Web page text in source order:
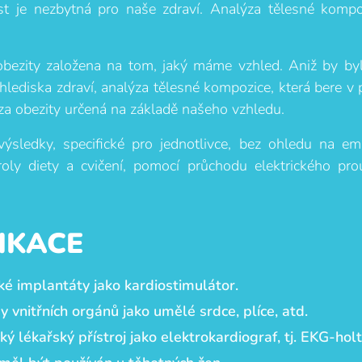
je nezbytná pro naše zdraví. Analýza tělesné
založena na tom, jaký máme vzhled. Aniž by
zdraví, analýza tělesné kompozice, která bere
obezity určená na základě našeho vzhledu.
specifické pro jednotlivce, bez ohledu na
diety a cvičení, pomocí průchodu elektrického
implantáty jako kardiostimulátor.
vnitřních orgánů jako umělé srdce, plíce, atd.
lékařský přístroj jako elektrokardiograf, tj. EKG-